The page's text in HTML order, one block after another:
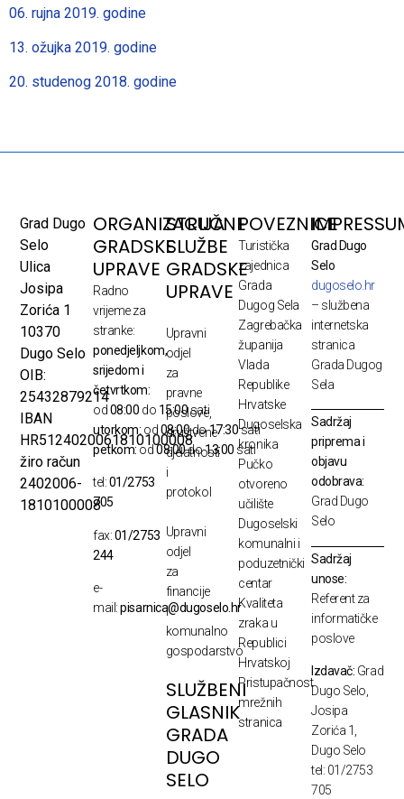
06. rujna 2019. godine
13. ožujka 2019. godine
20. studenog 2018. godine
Grad Dugo
Selo
Ulica
Josipa
Zorića 1
10370
Dugo Selo
OIB:
25432879214
IBAN
HR5124020061810100008
žiro račun
2402006-
1810100008
ORGANIZACIJA
GRADSKE
UPRAVE
Radno
vrijeme za
stranke:
ponedjeljkom,
srijedom i
četvrtkom:
od08:00 do 15:00sati
utorkom: od08:00do17:30sati
petkom:od08:00do13:00 sati
tel:01/2753
705
fax:01/2753
244
e-
mail:pisarnica@dugoselo.hr
STRUČNE
SLUŽBE
GRADSKE
UPRAVE
Upravni
odjel
za
pravne
poslove,
društvene
djelatnosti
i
protokol
Upravni
odjel
za
financije
i
komunalno
gospodarstvo
SLUŽBENI
GLASNIK
GRADA
DUGO
SELO
POVEZNICE
Turistička
zajednica
Grada
Dugog Sela
Zagrebačka
županija
Vlada
Republike
Hrvatske
Dugoselska
kronika
Pučko
otvoreno
učilište
Dugoselski
komunalni i
poduzetnički
centar
Kvaliteta
zraka u
Republici
Hrvatskoj
Pristupačnost
mrežnih
stranica
Grad Dugo
Selo
dugoselo.hr
– službena
internetska
stranica
Grada Dugog
Sela
Sadržaj
priprema i
objavu
odobrava:
Grad Dugo
Selo
Sadržaj
unose:
Referent za
informatičke
poslove
Izdavač: Grad
Dugo Selo,
Josipa
Zorića 1,
Dugo Selo
tel: 01/2753
705